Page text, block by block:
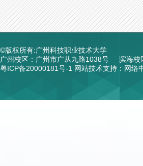
©版权所有:广州科技职业技术大学
广州校区：广州市广从九路1038号
滨海校
粤ICP备20000181号-1 网站技术支持：网